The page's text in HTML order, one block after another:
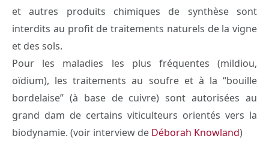
et autres produits chimiques de synthèse sont
interdits au profit de traitements naturels de la vigne
et des sols.
Pour les maladies les plus fréquentes (mildiou,
oïdium), les traitements au soufre et à la “bouille
bordelaise” (à base de cuivre) sont autorisées au
grand dam de certains viticulteurs orientés vers la
biodynamie. (voir interview de Déborah Knowland)